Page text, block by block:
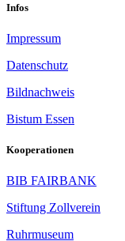
Infos
Impressum
Datenschutz
Bildnachweis
Bistum Essen
Kooperationen
BIB FAIRBANK
Stiftung Zollverein
Ruhrmuseum